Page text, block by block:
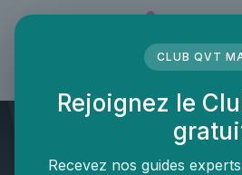
CLUB QVT
Rejoignez le
Recevez nos guides
Panneau de gestion des cookies